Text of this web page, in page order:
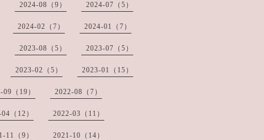
2024-08（9） 2024-07（5）
2024-02（7） 2024-01（7）
2023-08（5） 2023-07（5）
2023-02（5） 2023-01（15）
09（19） 2022-08（7）
（12） 2022-03（11）
11（9） 2021-10（14）